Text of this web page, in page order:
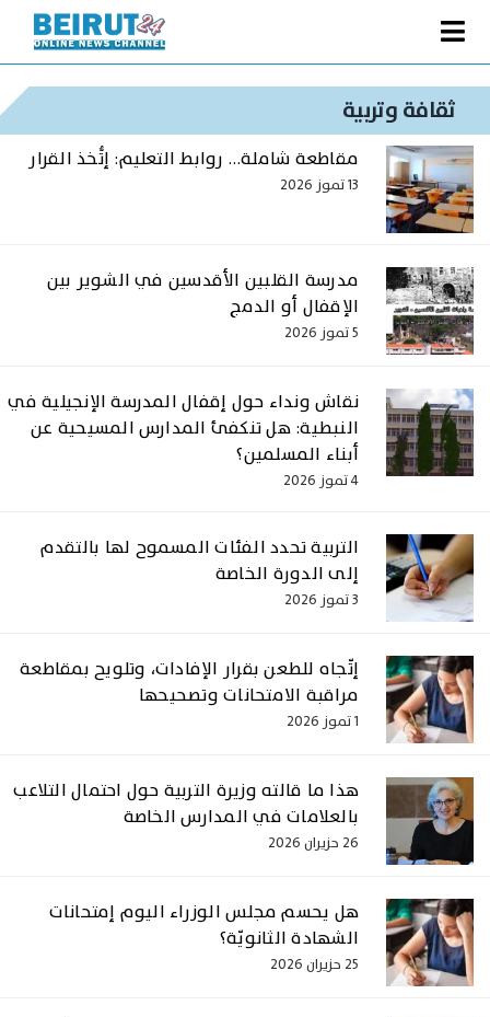
content
Toggle
Navigation
الصفحة الرئيسية
سياسة
اقتصاد
فنّ
رياضة
متفرقات
Podcast
من نحن
البحث
عن:
ثقافة وتربية
مقاطعة شاملة… روابط التعليم: إتُّخذ القرار
13 تموز 2026
مدرسة القلبين الأقدسين في الشوير بين
الإقفال أو الدمج
5 تموز 2026
نقاش ونداء حول إقفال المدرسة الإنجيلية في
النبطية: هل تنكفئ المدارس المسيحية عن
أبناء المسلمين؟
4 تموز 2026
التربية تحدد الفئات المسموح لها بالتقدم
إلى الدورة الخاصة
3 تموز 2026
إتّجاه للطعن بقرار الإفادات، وتلويح بمقاطعة
مراقبة الامتحانات وتصحيحها
1 تموز 2026
هذا ما قالته وزيرة التربية حول احتمال التلاعب
بالعلامات في المدارس الخاصة
26 حزيران 2026
هل يحسم مجلس الوزراء اليوم إمتحانات
الشهادة الثانويّة؟
25 حزيران 2026